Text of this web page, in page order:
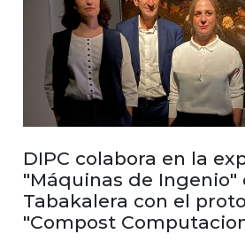
DIPC colabora en la
"Máquinas de Ingenio"
Tabakalera con el
"Compost